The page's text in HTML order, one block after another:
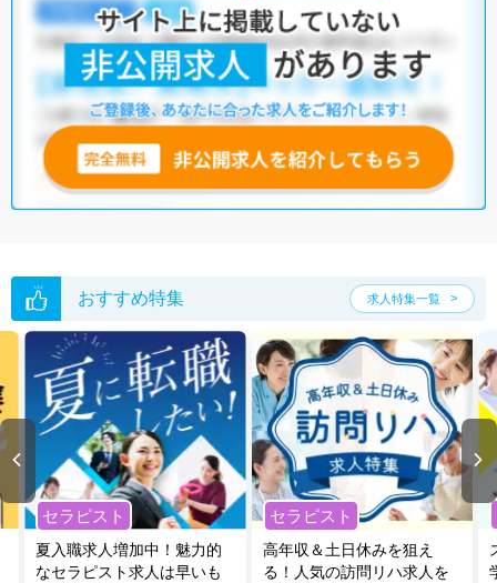
おすすめ特集 求人特集一覧
セラピスト
夏入職求人増加中！魅力的
なセラピスト求人は早いも
セラピスト
高年収＆土日休みを狙え
る！人気の訪問リハ求人を